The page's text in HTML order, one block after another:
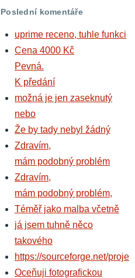
Poslední komentáře
uprime receno, tuhle funkci
Cena 4000 Kč
Pevná.
K předání
možná je jen zaseknutý
nebo
Že by tady nebyl žádný
Zdravím,
mám podobný problém
Zdravím,
mám podobný problém,
Téměř jako malba včetně
já jsem tuhně něco
takového
https://sourceforge.net/proje
Oceňuji fotografickou